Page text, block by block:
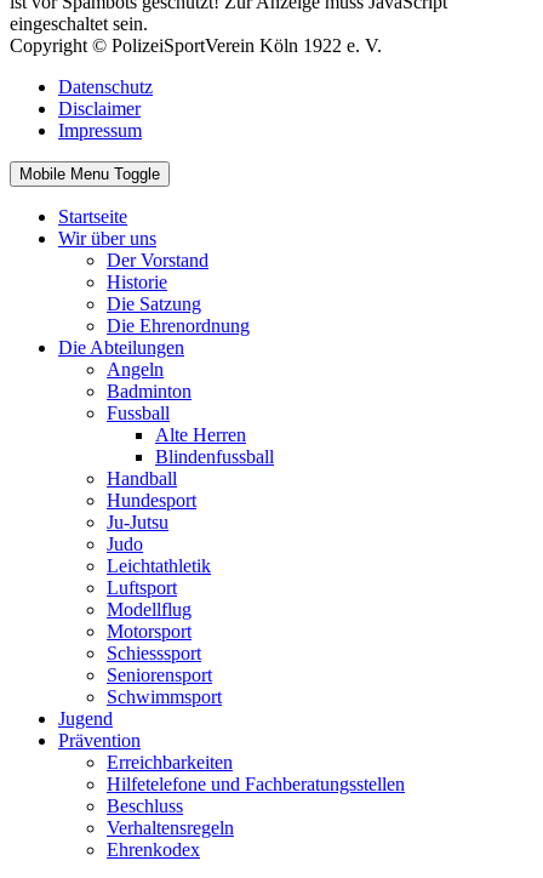
eingeschaltet sein.
Copyright © PolizeiSportVerein Köln 1922 e. V.
Datenschutz
Disclaimer
Impressum
Mobile Menu Toggle
Startseite
Wir über uns
Der Vorstand
Historie
Die Satzung
Die Ehrenordnung
Die Abteilungen
Angeln
Badminton
Fussball
Alte Herren
Blindenfussball
Handball
Hundesport
Ju-Jutsu
Judo
Leichtathletik
Luftsport
Modellflug
Motorsport
Schiesssport
Seniorensport
Schwimmsport
Jugend
Prävention
Erreichbarkeiten
Hilfetelefone und Fachberatungsstellen
Beschluss
Verhaltensregeln
Ehrenkodex